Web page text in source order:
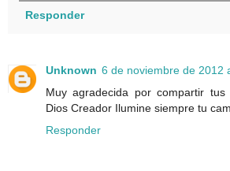
Responder
Unknown 6 de noviembre de 2012
Muy agradecida por compartir
Dios Creador Ilumine siempre tu
Responder